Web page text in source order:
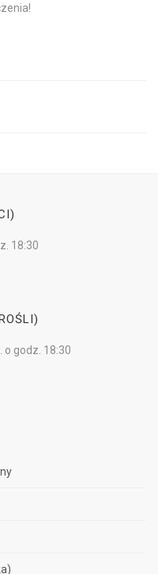
18:30
o godz. 18:30